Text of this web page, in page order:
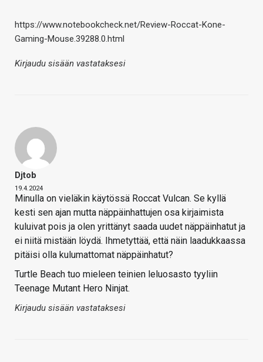
https://www.notebookcheck.net/Review-Roccat-Kone-
Gaming-Mouse.39288.0.html
Kirjaudu sisään vastataksesi
Djtob
19.4.2024
Minulla on vieläkin käytössä Roccat Vulcan. Se kyllä
kesti sen ajan mutta näppäinhattujen osa kirjaimista
kuluivat pois ja olen yrittänyt saada uudet näppäinhatut ja
ei niitä mistään löydä. Ihmetyttää, että näin laadukkaassa
pitäisi olla kulumattomat näppäinhatut?
Turtle Beach tuo mieleen teinien leluosasto tyyliin
Teenage Mutant Hero Ninjat.
Kirjaudu sisään vastataksesi